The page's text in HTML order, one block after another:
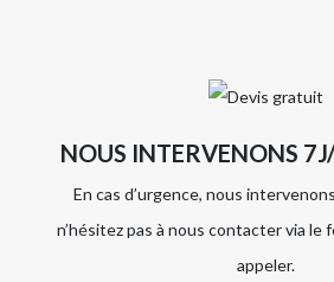
NOUS INTERVENONS
En cas d’urgence, nous
n’hésitez pas à nous contacter via le
appeler.